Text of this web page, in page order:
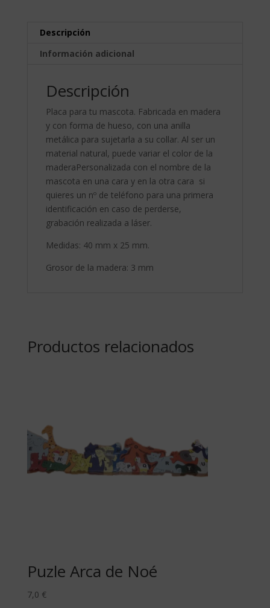
Descripción
Información adicional
Descripción
Placa para tu mascota. Fabricada en madera
y con forma de hueso, con una anilla
metálica para sujetarla a su collar. Al ser un
material natural, puede variar el color de la
maderaPersonalizada con el nombre de la
mascota en una cara y en la otra cara si
quieres un nº de teléfono para una primera
identificación en caso de perderse,
grabación realizada a láser.
Medidas: 40 mm x 25 mm.
Grosor de la madera: 3 mm
Productos relacionados
Puzle Arca de Noé
7,0 €